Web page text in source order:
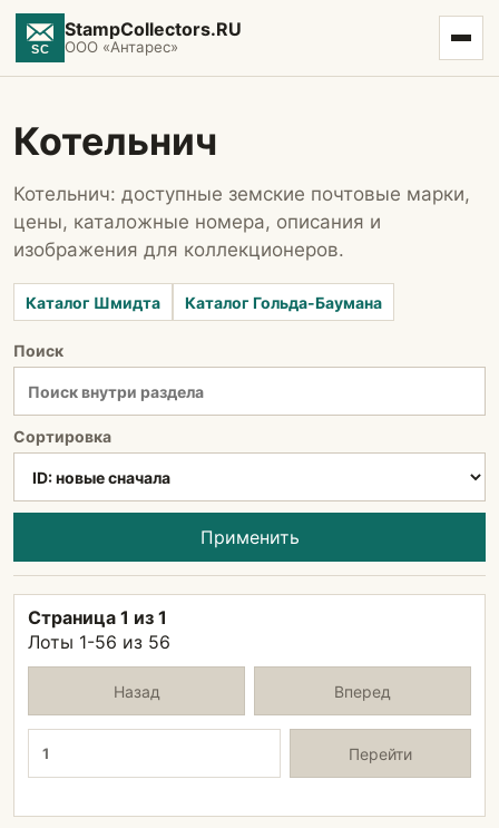
StampCollectors.RU
ООО «Антарес»
Котельнич
Котельнич: доступные земские почтовые марки,
цены, каталожные номера, описания и
изображения для коллекционеров.
Каталог Шмидта Каталог Гольда-Баумана
Поиск
Сортировка
Применить
Страница 1 из 1
Лоты 1-56 из 56
Назад Вперед
Перейти